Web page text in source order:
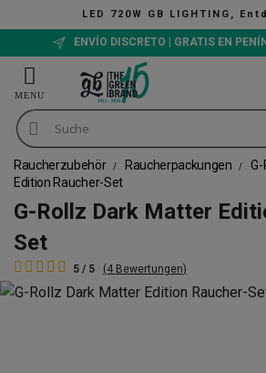
LED 720W GB LIGHTING,
ENVÍO DISCRETO | GRATIS EN
Raucherzubehör Raucherpackungen
Edition Raucher-Set
G-Rollz Dark Matter
Set
5 / 5 (4 Bewertungen)